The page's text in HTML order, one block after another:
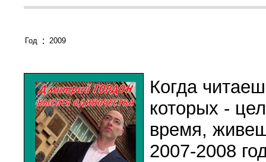
Год : 2009
Когда
которых -
время,
2007-2008